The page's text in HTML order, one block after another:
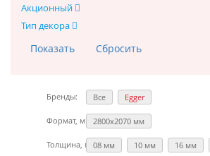
Акционный
Тип декора
Бренды: Все Egger
Формат, мм: 2800х2070 мм
Толщина, мм:08 мм 10 мм 16 мм